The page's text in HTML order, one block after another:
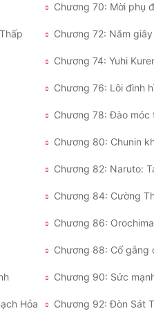
Chương 70: Mời phụ
Chương 72: Năm
Chương 74: Yuhi
Chương 76: Lôi đình
Chương 78: Đào móc
Chương 80: Chunin
Chương 82: Naruto:
Chương 84: Cường
Chương 86:
Chương 88: Cố gắng
Chương 90: Sức
Hỏa Chương 92: Đòn Sát